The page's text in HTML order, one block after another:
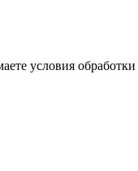
условия обработки